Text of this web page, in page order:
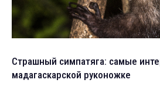
Страшный симпатяга: самые
мадагаскарской руконожке